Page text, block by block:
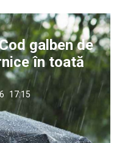
galben de
în toată
17:15